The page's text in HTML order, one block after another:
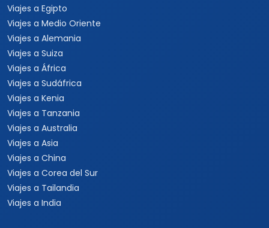
Viajes a Egipto
Viajes a Medio Oriente
Viajes a Alemania
Viajes a Suiza
Viajes a África
Viajes a Sudáfrica
Viajes a Kenia
Viajes a Tanzania
Viajes a Australia
Viajes a Asia
Viajes a China
Viajes a Corea del Sur
Viajes a Tailandia
Viajes a India